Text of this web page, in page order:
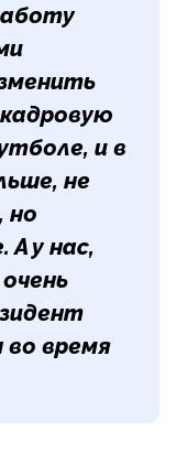
и в
не
но
у нас,
во время